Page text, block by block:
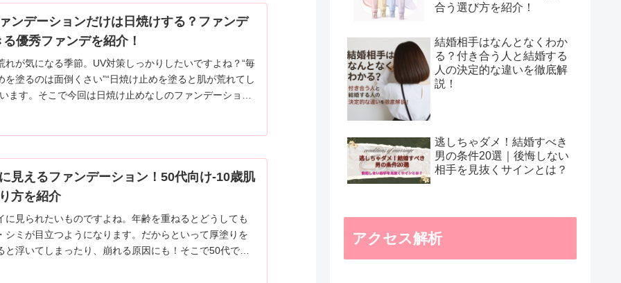
ンデーションだけは日焼けする？ファンデ
優秀ファンデを紹介！
れが気になる季節。UV対策しっかりしたいですよね？“毎
を塗るのは面倒くさい”“日焼け止めを塗ると肌が荒れてし
ます。そこで今回は日焼け止めなしのファンデーション
見えるファンデーション！50代向け-10歳肌
方を紹介
に見られたいものですよね。年齢を重ねるとどうしても
シミが目立つようになります。だからといって厚塗りを
と浮いてしまったり、崩れる原因にも！そこで50代でも
合う選び方を紹介！
結婚相手はなんとなくわか
る？付き合う人と結婚する
人の決定的な違いを徹底解
説！
逃しちゃダメ！結婚すべき
男の条件20選｜後悔しない
相手を見抜くサインとは？
アクセス解析